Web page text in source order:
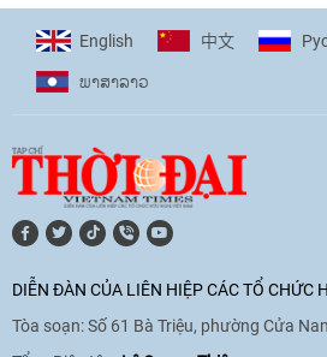
English 中文
ພາ​ສາ​ລາວ
DIỄN ĐÀN CỦA LIÊN HIỆP CÁC TỔ CHỨC
Tòa soạn: Số 61 Bà Triệu, phường Cửa